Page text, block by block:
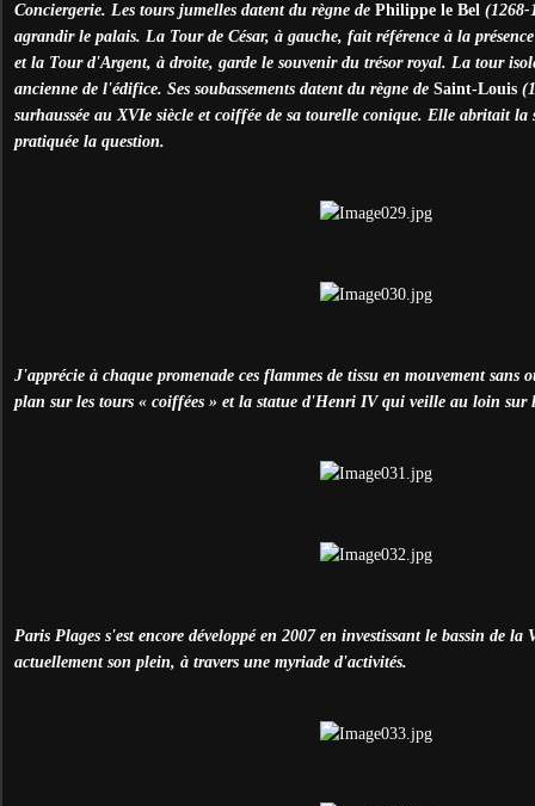
Conciergerie. Les tours jumelles datent du règne de Philippe le Bel (1268-
agrandir le palais. La Tour de César, à gauche, fait référence à la
et la Tour d'Argent, à droite, garde le souvenir du trésor royal. La tour
ancienne de l'édifice. Ses soubassements datent du règne de Saint-Louis
surhaussée au XVIe siècle et coiffée de sa tourelle conique. Elle abritait la
pratiquée la question.
J'apprécie à chaque promenade ces flammes de tissu en mouvement sans
plan sur les tours « coiffées » et la statue d'Henri IV qui veille au loin sur
Paris Plages s'est encore développé en 2007 en investissant le bassin de la
actuellement son plein, à travers une myriade d'activités.